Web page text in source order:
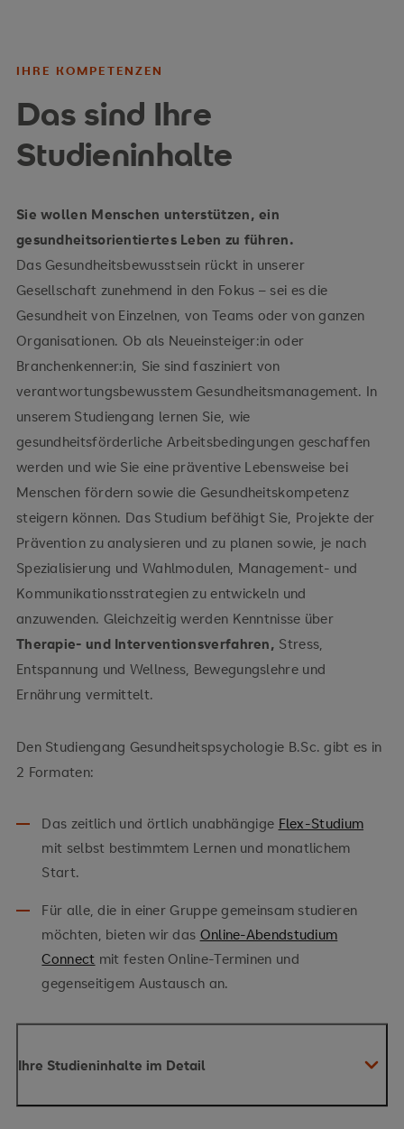
IHRE KOMPETENZEN
Das sind Ihre
Studieninhalte
Sie wollen Menschen unterstützen, ein
gesundheitsorientiertes Leben zu führen.
Das Gesundheitsbewusstsein rückt in unserer
Gesellschaft zunehmend in den Fokus – sei es die
Gesundheit von Einzelnen, von Teams oder von ganzen
Organisationen. Ob als Neueinsteiger:in oder
Branchenkenner:in, Sie sind fasziniert von
verantwortungsbewusstem Gesundheitsmanagement. In
unserem Studiengang lernen Sie, wie
gesundheitsförderliche Arbeitsbedingungen geschaffen
werden und wie Sie eine präventive Lebensweise bei
Menschen fördern sowie die Gesundheitskompetenz
steigern können. Das Studium befähigt Sie, Projekte der
Prävention zu analysieren und zu planen sowie, je nach
Spezialisierung und Wahlmodulen, Management- und
Kommunikationsstrategien zu entwickeln und
anzuwenden. Gleichzeitig werden Kenntnisse über
Therapie- und Interventionsverfahren, Stress,
Entspannung und Wellness, Bewegungslehre und
Ernährung vermittelt.
Den Studiengang Gesundheitspsychologie B.Sc. gibt es in
2 Formaten:
Das zeitlich und örtlich unabhängige Flex-Studium
mit selbst bestimmtem Lernen und monatlichem
Start.
Für alle, die in einer Gruppe gemeinsam studieren
möchten, bieten wir das Online-Abendstudium
Connect mit festen Online-Terminen und
gegenseitigem Austausch an.
Ihre Studieninhalte im Detail